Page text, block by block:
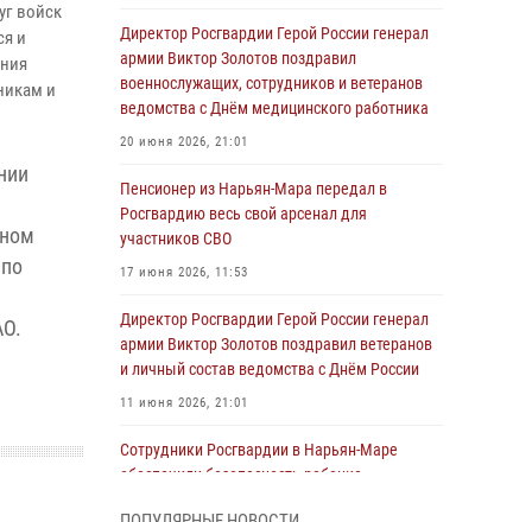
войск
и
и
Директор Росгвардии Герой России генерал
армии Виктор Золотов поздравил
военнослужащих, сотрудников и ветеранов
ведомства с Днём медицинского работника
20 июня 2026, 21:01
Пенсионер из Нарьян-Мара передал в
Росгвардию весь свой арсенал для
участников СВО
17 июня 2026, 11:53
Директор Росгвардии Герой России генерал
армии Виктор Золотов поздравил ветеранов
и личный состав ведомства с Днём России
11 июня 2026, 21:01
Сотрудники Росгвардии в Нарьян-Маре
обеспечили безопасность ребенка,